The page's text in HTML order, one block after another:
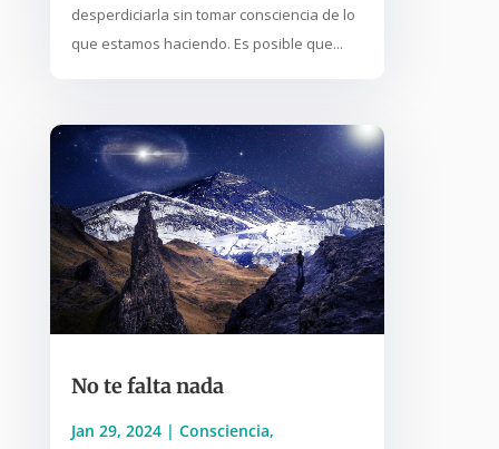
desperdiciarla sin tomar consciencia de lo
que estamos haciendo. Es posible que...
No te falta nada
Jan 29, 2024| Consciencia,